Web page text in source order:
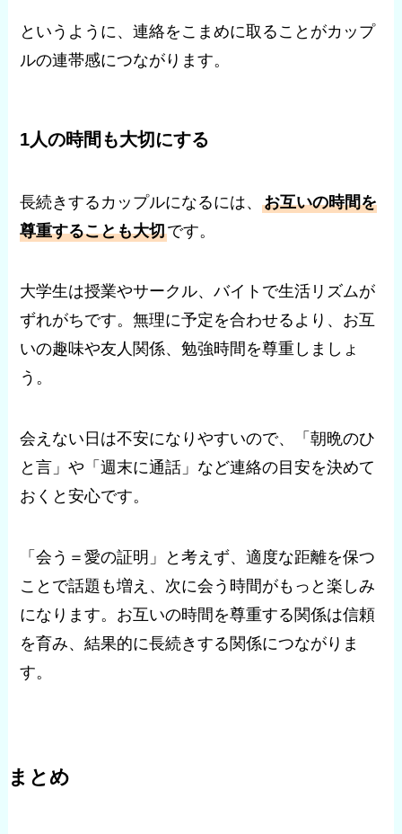
というように、連絡をこまめに取ることがカップ
ルの連帯感につながります。
1人の時間も大切にする
長続きするカップルになるには、お互いの時間を
尊重することも大切です。
大学生は授業やサークル、バイトで生活リズムが
ずれがちです。無理に予定を合わせるより、お互
いの趣味や友人関係、勉強時間を尊重しましょ
う。
会えない日は不安になりやすいので、「朝晩のひ
と言」や「週末に通話」など連絡の目安を決めて
おくと安心です。
「会う＝愛の証明」と考えず、適度な距離を保つ
ことで話題も増え、次に会う時間がもっと楽しみ
になります。お互いの時間を尊重する関係は信頼
を育み、結果的に長続きする関係につながりま
す。
まとめ